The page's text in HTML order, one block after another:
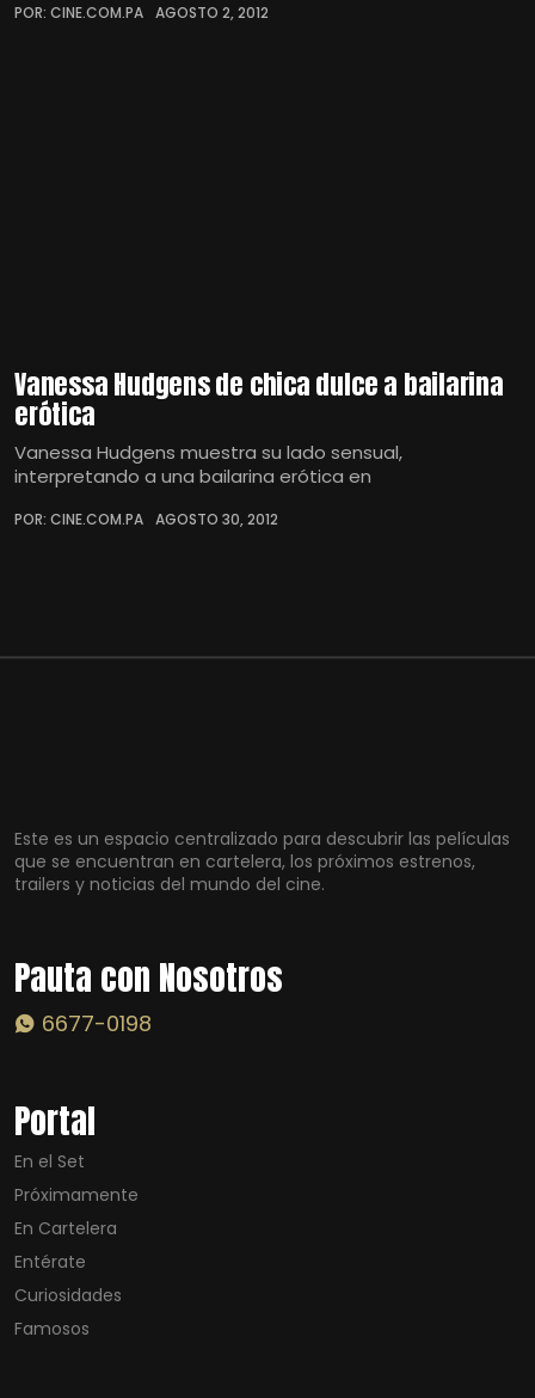
POR: CINE.COM.PA AGOSTO 2, 2012
Vanessa Hudgens de chica dulce a bailarina
erótica
Vanessa Hudgens muestra su lado sensual,
interpretando a una bailarina erótica en
POR: CINE.COM.PA AGOSTO 30, 2012
Este es un espacio centralizado para descubrir las películas
que se encuentran en cartelera, los próximos estrenos,
trailers y noticias del mundo del cine.
Pauta con Nosotros
6677-0198
Portal
En el Set
Próximamente
En Cartelera
Entérate
Curiosidades
Famosos